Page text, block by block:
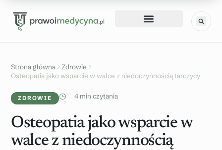
Strona główna
Zdrowie
Osteopatia jako wsparcie w walce z niedoczynnością tarczycy
ZDROWIE 4 min czytania
Osteopatia jako wsparcie w
walce z niedoczynnością